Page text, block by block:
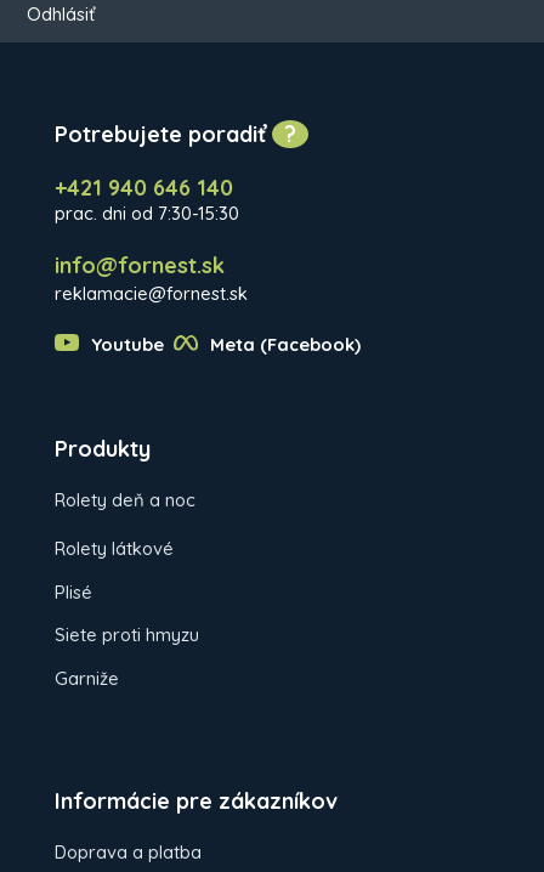
Odhlásiť
Potrebujete poradiť?
+421 940 646 140
prac. dni od 7:30-15:30
info@fornest.sk
reklamacie@fornest.sk
Youtube Meta (Facebook)
Produkty
Rolety deň a noc
Rolety látkové
Plisé
Siete proti hmyzu
Garniže
Informácie pre zákazníkov
Doprava a platba